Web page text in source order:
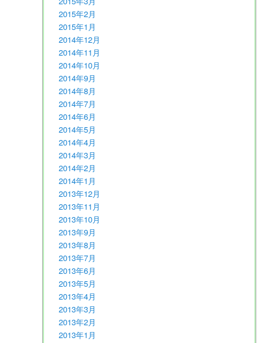
2015年2月
2015年1月
2014年12月
2014年11月
2014年10月
2014年9月
2014年8月
2014年7月
2014年6月
2014年5月
2014年4月
2014年3月
2014年2月
2014年1月
2013年12月
2013年11月
2013年10月
2013年9月
2013年8月
2013年7月
2013年6月
2013年5月
2013年4月
2013年3月
2013年2月
2013年1月